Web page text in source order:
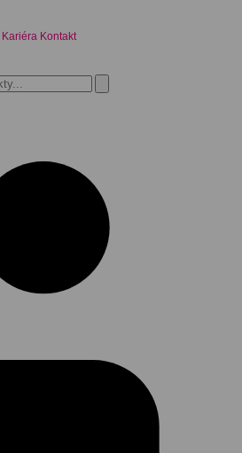
Kariéra Kontakt